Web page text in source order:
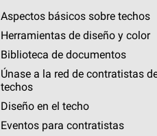
Aspectos básicos sobre techos
Herramientas de diseño y color
Biblioteca de documentos
Únase a la red de contratistas
techos
Diseño en el techo
Eventos para contratistas